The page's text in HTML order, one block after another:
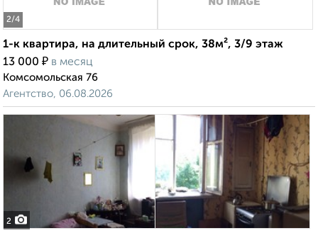
2/4
1-к квартира, на длительный срок, 38м², 3/9 этаж
13 000 ₽ в месяц
Комсомольская 76
Агентство, 06.08.2026
2